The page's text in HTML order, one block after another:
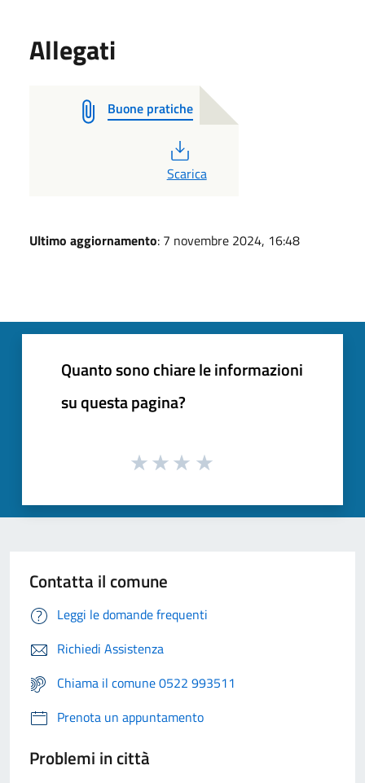
Allegati
Buone pratiche
PDF
Scarica
Ultimo aggiornamento: 7 novembre 2024, 16:48
Quanto sono chiare le informazioni
su questa pagina?
Contatta il comune
Leggi le domande frequenti
Richiedi Assistenza
Chiama il comune 0522 993511
Prenota un appuntamento
Problemi in città